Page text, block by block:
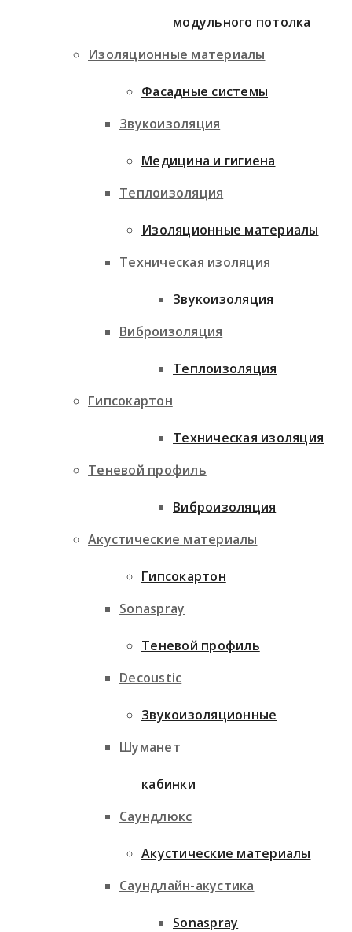
Изоляционные материалы
Звукоизоляция
Теплоизоляция
Техническая изоляция
Виброизоляция
Гипсокартон
Теневой профиль
Акустические материалы
Sonaspray
Decoustic
Шуманет
Саундлюкс
Саундлайн-акустика
модульного потолка
Фасадные системы
Медицина и гигиена
Изоляционные материалы
Звукоизоляция
Теплоизоляция
Техническая изоляция
Виброизоляция
Гипсокартон
Теневой профиль
Звукоизоляционные
кабинки
Акустические материалы
Sonaspray